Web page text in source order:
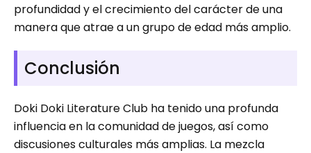
profundidad y el crecimiento del carácter de una
manera que atrae a un grupo de edad más amplio.
Conclusión
Doki Doki Literature Club ha tenido una profunda
influencia en la comunidad de juegos, así como
discusiones culturales más amplias. La mezcla